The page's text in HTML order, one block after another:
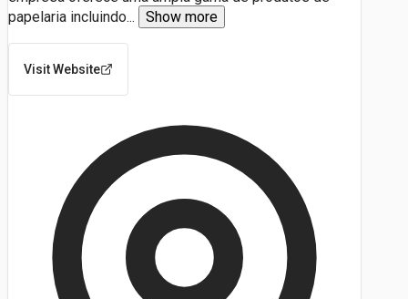
papelaria incluindo... Show more
Visit Website